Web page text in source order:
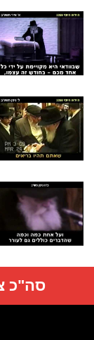
סה"כ